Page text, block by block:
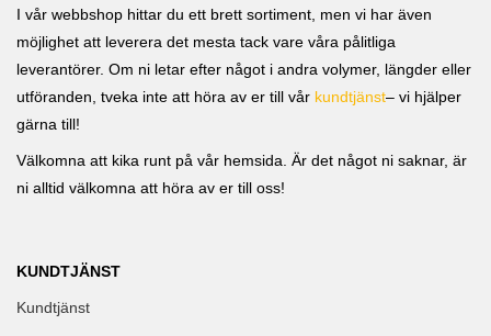
I vår webbshop hittar du ett brett sortiment, men vi har även
möjlighet att leverera det mesta tack vare våra pålitliga
leverantörer. Om ni letar efter något i andra volymer, längder eller
utföranden, tveka inte att höra av er till vår kundtjänst– vi hjälper
gärna till!
Välkomna att kika runt på vår hemsida. Är det något ni saknar, är
ni alltid välkomna att höra av er till oss!
KUNDTJÄNST
Kundtjänst